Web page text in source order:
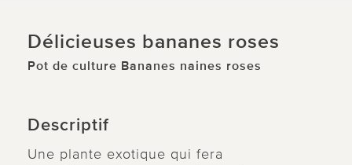
Délicieuses bananes roses
Pot de culture Bananes naines roses
Descriptif
Une plante exotique qui fera